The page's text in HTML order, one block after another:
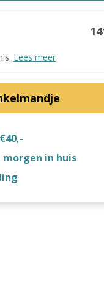
Lees meer
morgen in huis